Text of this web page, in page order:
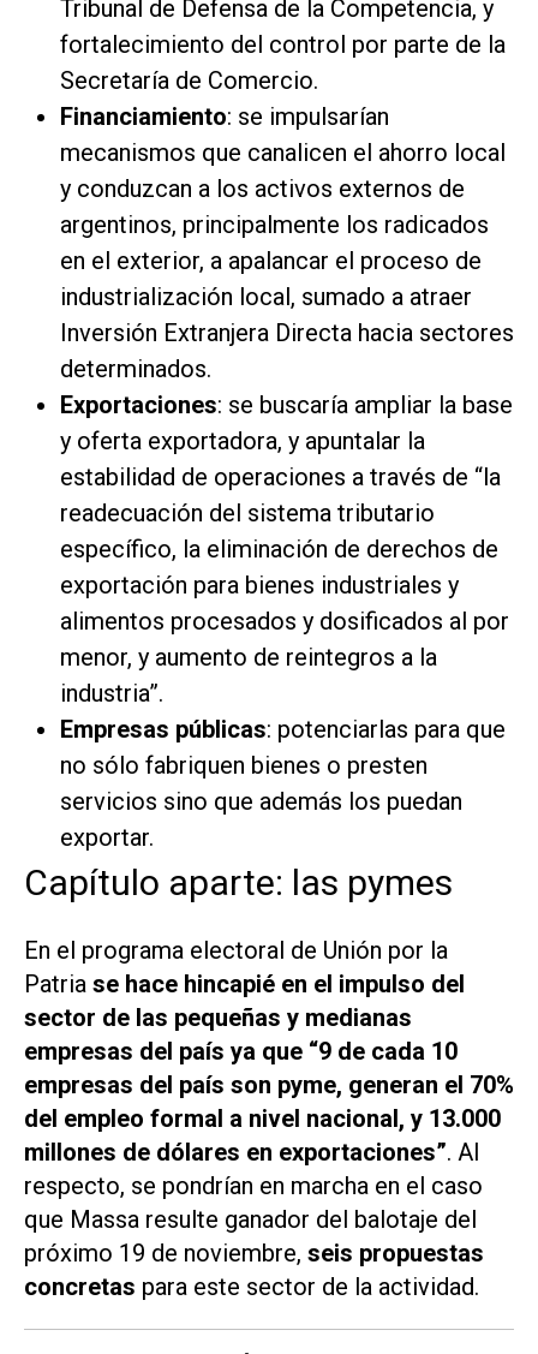
Tribunal de Defensa de la Competencia, y
fortalecimiento del control por parte de la
Secretaría de Comercio.
Financiamiento: se impulsarían
mecanismos que canalicen el ahorro local
y conduzcan a los activos externos de
argentinos, principalmente los radicados
en el exterior, a apalancar el proceso de
industrialización local, sumado a atraer
Inversión Extranjera Directa hacia sectores
determinados.
Exportaciones: se buscaría ampliar la base
y oferta exportadora, y apuntalar la
estabilidad de operaciones a través de “la
readecuación del sistema tributario
específico, la eliminación de derechos de
exportación para bienes industriales y
alimentos procesados y dosificados al por
menor, y aumento de reintegros a la
industria”.
Empresas públicas: potenciarlas para que
no sólo fabriquen bienes o presten
servicios sino que además los puedan
exportar.
Capítulo aparte: las pymes
En el programa electoral de Unión por la
Patria se hace hincapié en el impulso del
sector de las pequeñas y medianas
empresas del país ya que “9 de cada 10
empresas del país son pyme, generan el 70%
del empleo formal a nivel nacional, y 13.000
millones de dólares en exportaciones”. Al
respecto, se pondrían en marcha en el caso
que Massa resulte ganador del balotaje del
próximo 19 de noviembre, seis propuestas
concretas para este sector de la actividad.